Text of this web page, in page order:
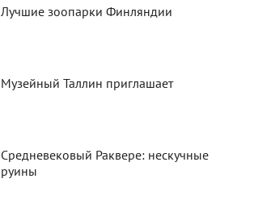
Лучшие зоопарки Финляндии
Музейный Таллин приглашает
Средневековый Раквере: нескучные
руины